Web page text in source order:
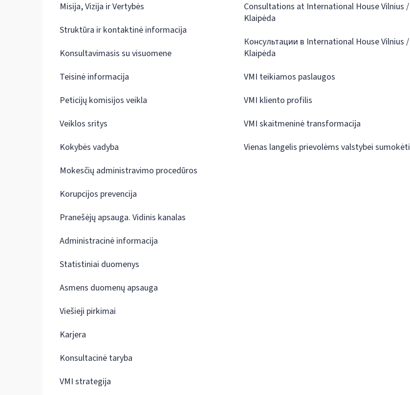
Misija, Vizija ir Vertybės
Struktūra ir kontaktinė informacija
Konsultavimasis su visuomene
Teisinė informacija
Peticijų komisijos veikla
Veiklos sritys
Kokybės vadyba
Mokesčių administravimo procedūros
Korupcijos prevencija
Pranešėjų apsauga. Vidinis kanalas
Administracinė informacija
Statistiniai duomenys
Asmens duomenų apsauga
Viešieji pirkimai
Karjera
Konsultacinė taryba
VMI strategija
Consultations at International House Vilnius /
Klaipėda
Консультации в International House Vilnius /
Klaipėda
VMI teikiamos paslaugos
VMI kliento profilis
VMI skaitmeninė transformacija
Vienas langelis prievolėms valstybei sumokėti